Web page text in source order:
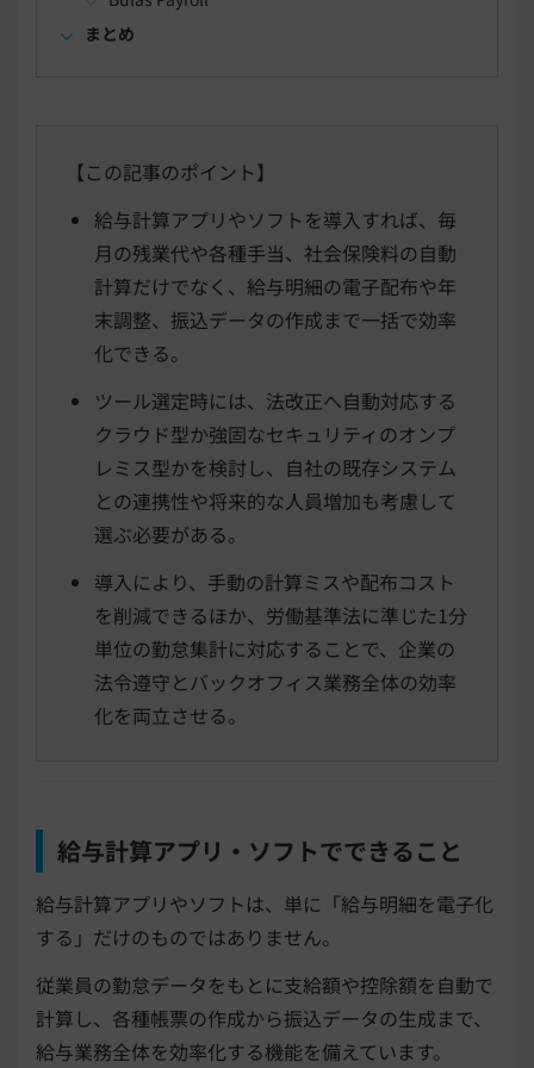
まとめ
【この記事のポイント】
給与計算アプリやソフトを導入すれば、毎
月の残業代や各種手当、社会保険料の自動
計算だけでなく、給与明細の電子配布や年
末調整、振込データの作成まで一括で効率
化できる。
ツール選定時には、法改正へ自動対応する
クラウド型か強固なセキュリティのオンプ
レミス型かを検討し、自社の既存システム
との連携性や将来的な人員増加も考慮して
選ぶ必要がある。
導入により、手動の計算ミスや配布コスト
を削減できるほか、労働基準法に準じた1分
単位の勤怠集計に対応することで、企業の
法令遵守とバックオフィス業務全体の効率
化を両立させる。
給与計算アプリ・ソフトでできること
給与計算アプリやソフトは、単に「給与明細を電子化
する」だけのものではありません。
従業員の勤怠データをもとに支給額や控除額を自動で
計算し、各種帳票の作成から振込データの生成まで、
給与業務全体を効率化する機能を備えています。